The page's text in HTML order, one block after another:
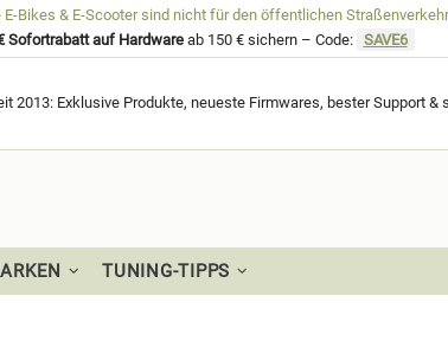
E-Bikes & E-Scooter sind nicht für den öffentlichen
Sofortrabatt auf Hardwareab 150 € sichern – Code: SAVE6
2013: Exklusive Produkte, neueste Firmwares, bester Support &
TUNING-TIPPS